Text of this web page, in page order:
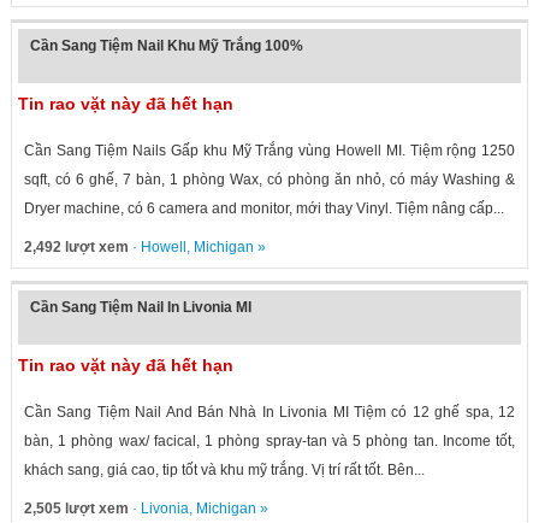
Cần Sang Tiệm Nail Khu Mỹ Trắng 100%
Tin rao vặt này đã hết hạn
Cần Sang Tiệm Nails Gấp khu Mỹ Trắng vùng Howell MI. Tiệm rộng 1250
sqft, có 6 ghế, 7 bàn, 1 phòng Wax, có phòng ăn nhỏ, có máy Washing &
Dryer machine, có 6 camera and monitor, mới thay Vinyl. Tiệm nâng cấp...
2,492 lượt xem · Howell , Michigan »
Cần Sang Tiệm Nail In Livonia MI
Tin rao vặt này đã hết hạn
Cần Sang Tiệm Nail And Bán Nhà In Livonia MI Tiệm có 12 ghế spa, 12
bàn, 1 phòng wax/ facical, 1 phòng spray-tan và 5 phòng tan. Income tốt,
khách sang, giá cao, tip tốt và khu mỹ trắng. Vị trí rất tốt. Bên...
2,505 lượt xem · Livonia, Michigan »